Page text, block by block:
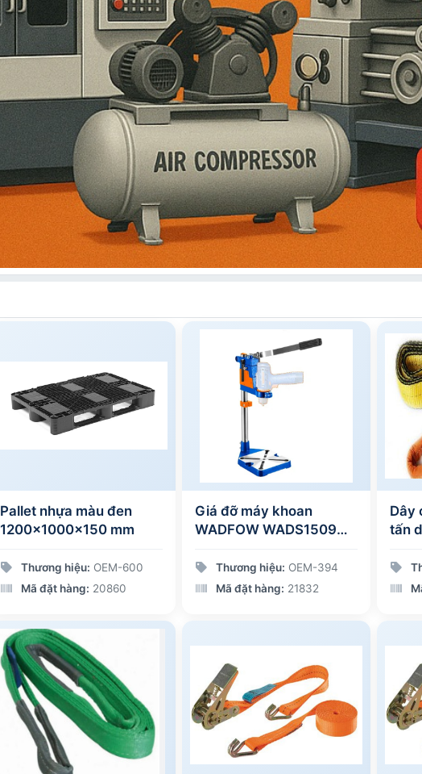
Pallet nhựa màu đen
1200x1000x150 mm
Thương hiệu: OEM-600
Mã đặt hàng: 20860
Giá đỡ máy khoan
WADFOW WADS1509
Thương hiệu: OEM-394
Mã đặt hàng: 21832
Dây
tấn